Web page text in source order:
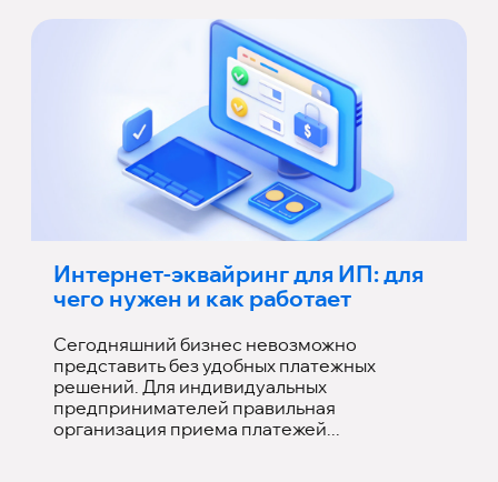
Интернет-эквайринг для ИП: для
чего нужен и как работает
Сегодняшний бизнес невозможно
представить без удобных платежных
решений. Для индивидуальных
предпринимателей правильная
организация приема платежей...